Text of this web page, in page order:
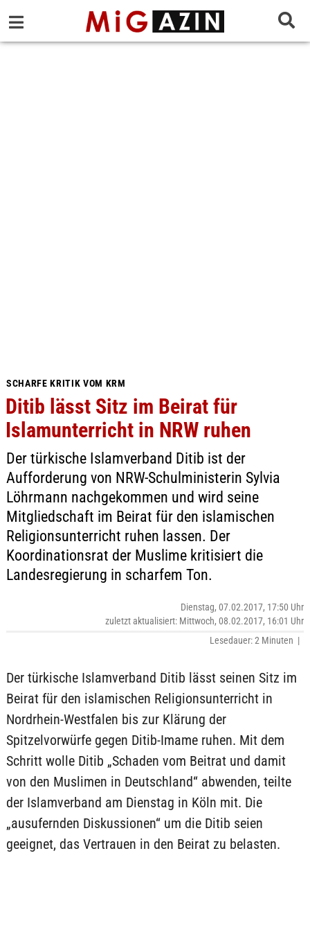
SCHARFE KRITIK VOM KRM
Ditib lässt Sitz im Beirat für
Islamunterricht in NRW ruhen
Der türkische Islamverband Ditib ist der
Aufforderung von NRW-Schulministerin Sylvia
Löhrmann nachgekommen und wird seine
Mitgliedschaft im Beirat für den islamischen
Religionsunterricht ruhen lassen. Der
Koordinationsrat der Muslime kritisiert die
Landesregierung in scharfem Ton.
Dienstag, 07.02.2017, 17:50 Uhr
zuletzt aktualisiert: Mittwoch, 08.02.2017, 16:01 Uhr
Lesedauer: 2 Minuten |
Der türkische Islamverband Ditib lässt seinen Sitz im
Beirat für den islamischen Religionsunterricht in
Nordrhein-Westfalen bis zur Klärung der
Spitzelvorwürfe gegen Ditib-Imame ruhen. Mit dem
Schritt wolle Ditib „Schaden vom Beitrat und damit
von den Muslimen in Deutschland“ abwenden, teilte
der Islamverband am Dienstag in Köln mit. Die
„ausufernden Diskussionen“ um die Ditib seien
geeignet, das Vertrauen in den Beirat zu belasten.